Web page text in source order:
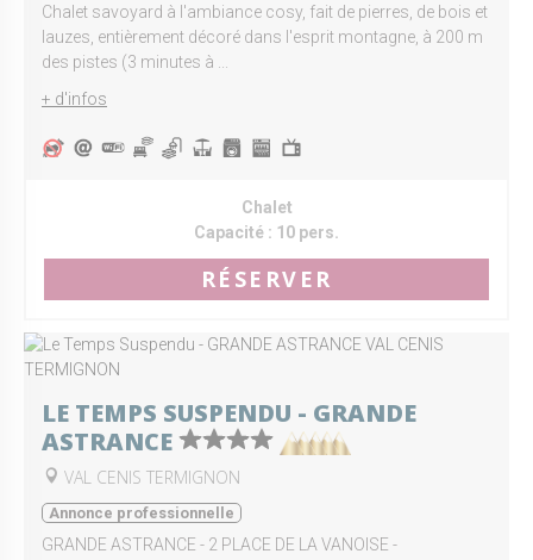
Chalet savoyard à l'ambiance cosy, fait de pierres, de bois et
lauzes, entièrement décoré dans l'esprit montagne, à 200 m
des pistes (3 minutes à ...
+ d'infos
Chalet
Capacité : 10 pers.
RÉSERVER
LE TEMPS SUSPENDU - GRANDE
ASTRANCE
VAL CENIS TERMIGNON
Annonce professionnelle
GRANDE ASTRANCE - 2 PLACE DE LA VANOISE -